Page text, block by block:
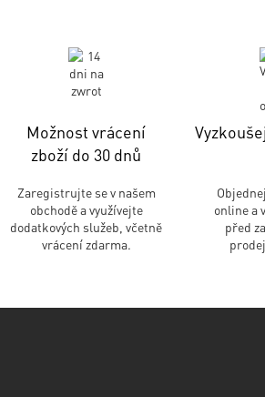
Možnost vrácení
zboží do 30 dnů
Zaregistrujte se v našem
obchodě a využívejte
dodatkových služeb, včetně
vrácení zdarma.
online a
před